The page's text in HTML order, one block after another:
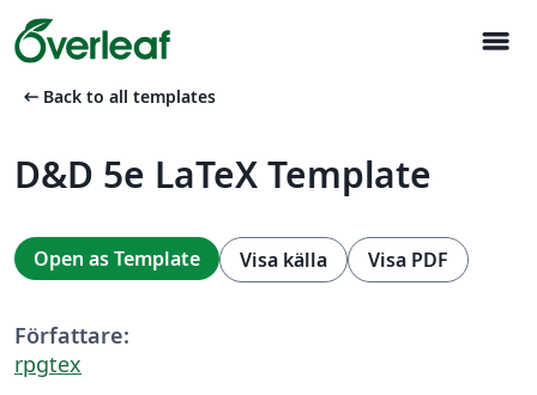
menu
arrow_left_alt Back to all templates
D&D 5e LaTeX Template
Open as Template Visa källa Visa PDF
Författare:
rpgtex